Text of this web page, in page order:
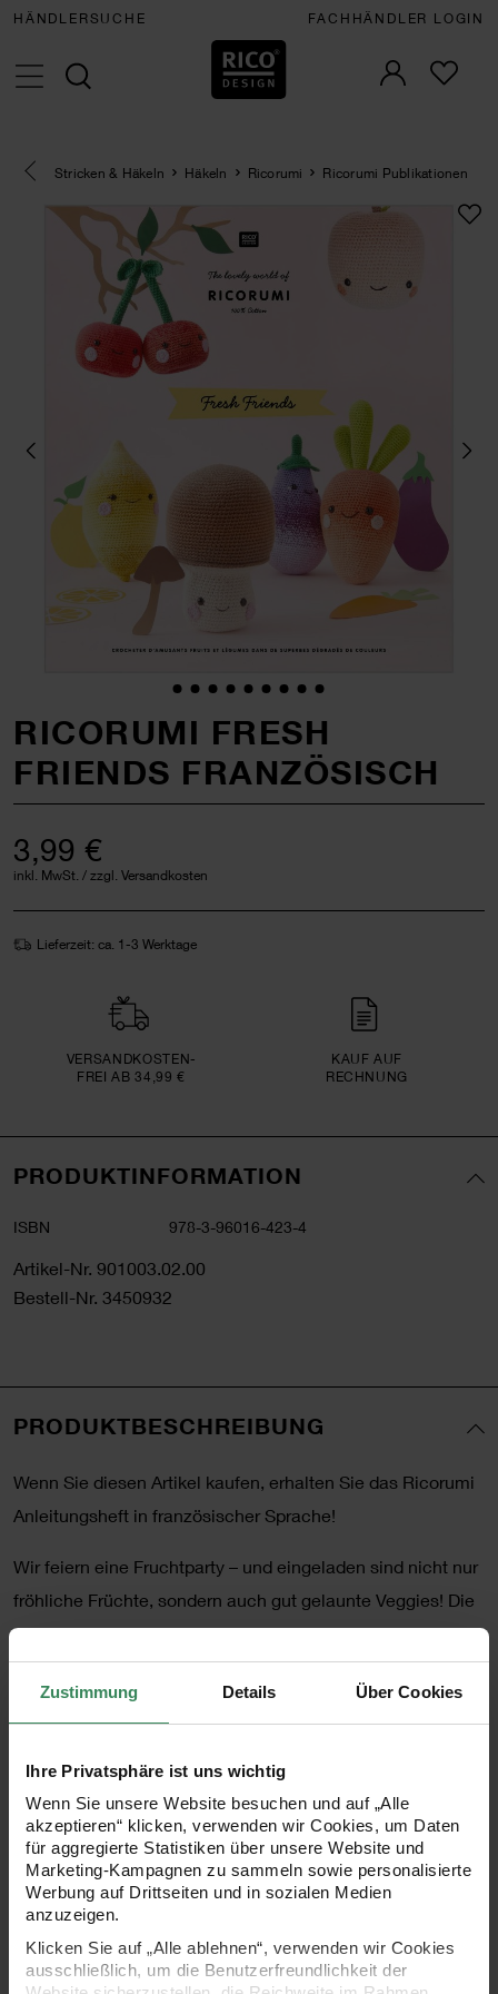
Zustimmung Details Über Cookies
Ihre Privatsphäre ist uns wichtig
Wenn Sie unsere Website besuchen und auf „Alle
akzeptieren“ klicken, verwenden wir Cookies, um Daten
für aggregierte Statistiken über unsere Website und
Marketing-Kampagnen zu sammeln sowie personalisierte
Werbung auf Drittseiten und in sozialen Medien
anzuzeigen.
Klicken Sie auf „Alle ablehnen“, verwenden wir Cookies
ausschließlich, um die Benutzerfreundlichkeit der
HÄNDLERSUCHE FACHHÄNDLER LOGIN
Eine Kategorie zurück navigieren
Stricken & Häkeln Häkeln Ricorumi Ricorumi Publikationen
RICORUMI FRESH
FRIENDS FRANZÖSISCH
3,99 €
inkl. MwSt. / zzgl. Versandkosten
Lieferzeit: ca. 1-3 Werktage
VERSAND­KOSTEN­
FREI AB 34,99 €
KAUF AUF
RECHNUNG
PRODUKTINFORMATION
ISBN 978-3-96016-423-4
Artikel-Nr. 901003.02.00
Bestell-Nr. 3450932
PRODUKTBESCHREIBUNG
Wenn Sie diesen Artikel kaufen, erhalten Sie das Ricorumi
Anleitungsheft in französischer Sprache!
Wir feiern eine Fruchtparty – und eingeladen sind nicht nur
fröhliche Früchte, sondern auch gut gelaunte Veggies! Die
Figuren sind clean, grafisch und reduziert gestaltet und
haben freundliche Gesichter. Das macht sie modern und
verspielt zugleich. Gehäkelt werden die niedlichen Figuren
Twinkly. Ricorumi Twinkly Twinkly ist mit einem funkelnden
Glitzerfaden veredelt. Ricorumi Spin Spin zaubert
harmonische Farbverläufe – mal Ton in Ton, mal bunt
gemischt – und kommt im 50g-„Kuchenknäuel“ daher,
weshalb sich mit diesem Garn auch etwas größere Figuren
Farbpalette könnt Ihr alle Verlaufsfarben auch super mit